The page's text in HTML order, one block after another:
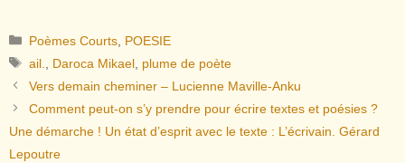
Catégories
Poèmes Courts POESIE
Étiquettes
ail. Daroca Mikael plume de poète
Vers demain cheminer – Lucienne Maville-Anku
Comment peut-on s’y prendre pour écrire textes et poésies ?
Une démarche ! Un état d’esprit avec le texte : L’écrivain. Gérard
Lepoutre